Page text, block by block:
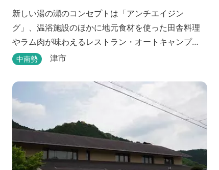
新しい湯の瀬のコンセプトは「アンチエイジン
グ」、温浴施設のほかに地元食材を使った田舎料理
やラム肉が味わえるレストラン・オートキャンプ
場・バーベキュー施設を備え、毎週土曜日には屋外
ています。 また、観光旅行が困難な障がい者や介助
が必要な高齢者の利用に特化した福祉旅館として、
全館バリアフリー、車いす対応の貸切風呂、リフト
付きジャグジーを備えています...
中南勢 津市